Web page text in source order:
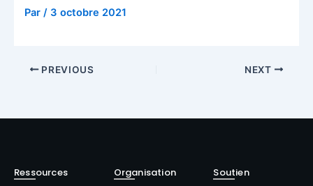
Par / 3 octobre 2021
PREVIOUS NEXT
Ressources
Organisation
Soutien